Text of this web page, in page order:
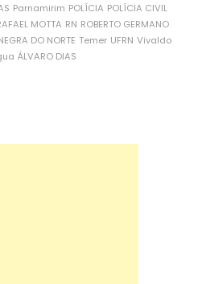
Parnamirim POLÍCIA POLÍCIA CIVIL
MOTTA RN ROBERTO GERMANO
DO NORTE Temer UFRN Vivaldo
ÁLVARO DIAS